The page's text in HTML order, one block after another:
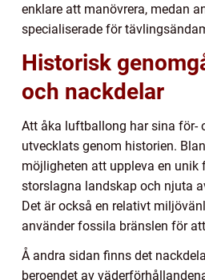
enklare att manövrera, medan
specialiserade för
Historisk
och nackdelar
Att åka luftballong har sina för-
utvecklats genom historien.
möjligheten att uppleva en unik
storslagna landskap och njuta
Det är också en relativt
använder fossila bränslen för
Å andra sidan finns det
beroendet av